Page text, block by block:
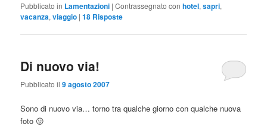
Pubblicato in Lamentazioni |Contrassegnato con hotel,sapri,
vacanza,viaggio |18 Risposte
Di nuovo via!
Pubblicato il9 agosto 2007
Sono di nuovo via… torno tra qualche giorno con qualche nuova
foto 😛